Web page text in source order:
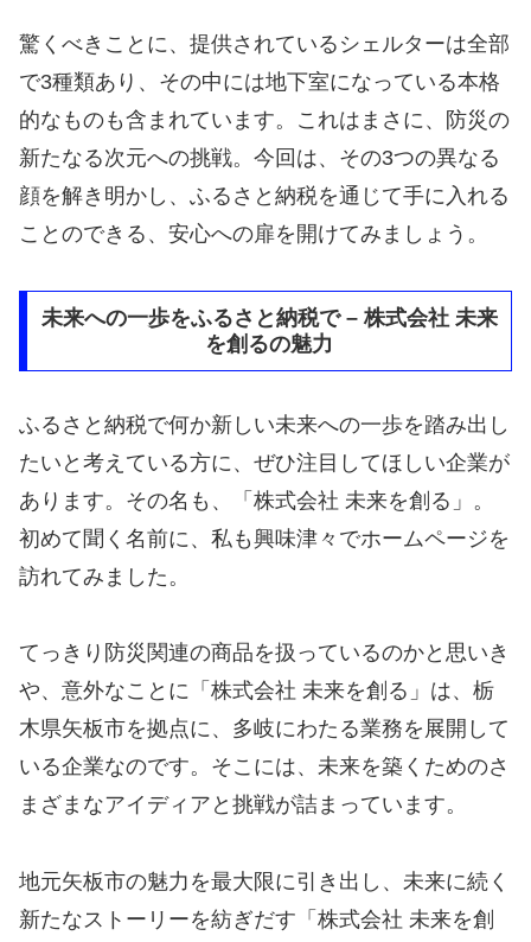
驚くべきことに、提供されているシェルターは全部
で3種類あり、その中には地下室になっている本格
的なものも含まれています。これはまさに、防災の
新たなる次元への挑戦。今回は、その3つの異なる
顔を解き明かし、ふるさと納税を通じて手に入れる
ことのできる、安心への扉を開けてみましょう。
未来への一歩をふるさと納税で – 株式会社 未来
を創るの魅力
ふるさと納税で何か新しい未来への一歩を踏み出し
たいと考えている方に、ぜひ注目してほしい企業が
あります。その名も、「株式会社 未来を創る」。
初めて聞く名前に、私も興味津々でホームページを
訪れてみました。
てっきり防災関連の商品を扱っているのかと思いき
や、意外なことに「株式会社 未来を創る」は、栃
木県矢板市を拠点に、多岐にわたる業務を展開して
いる企業なのです。そこには、未来を築くためのさ
まざまなアイディアと挑戦が詰まっています。
地元矢板市の魅力を最大限に引き出し、未来に続く
新たなストーリーを紡ぎだす「株式会社 未来を創